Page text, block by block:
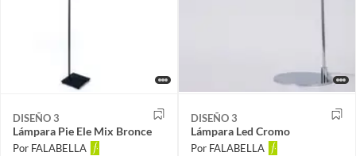
DISEÑO 3
Lámpara Pie Ele Mix Bronce
Por FALABELLA
DISEÑO 3
Lámpara Led Cromo
Por FALABELLA